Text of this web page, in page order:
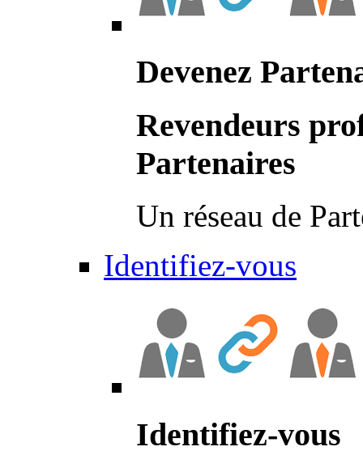
Devenez
Revendeurs
Partenaires
Un réseau de
Identifiez-vous
Identifiez-vous